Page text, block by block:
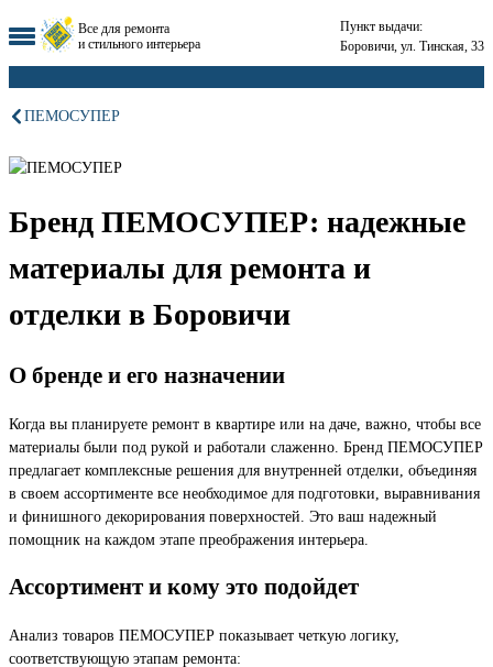
Все для ремонта
и стильного интерьера
Пункт выдачи:
Боровичи, ул. Тинская, 33
ПЕМОСУПЕР
Бренд ПЕМОСУПЕР: надежные
материалы для ремонта и
отделки в Боровичи
О бренде и его назначении
Когда вы планируете ремонт в квартире или на даче, важно, чтобы все
материалы были под рукой и работали слаженно. Бренд ПЕМОСУПЕР
предлагает комплексные решения для внутренней отделки, объединяя
в своем ассортименте все необходимое для подготовки, выравнивания
и финишного декорирования поверхностей. Это ваш надежный
помощник на каждом этапе преображения интерьера.
Ассортимент и кому это подойдет
Анализ товаров ПЕМОСУПЕР показывает четкую логику,
соответствующую этапам ремонта: